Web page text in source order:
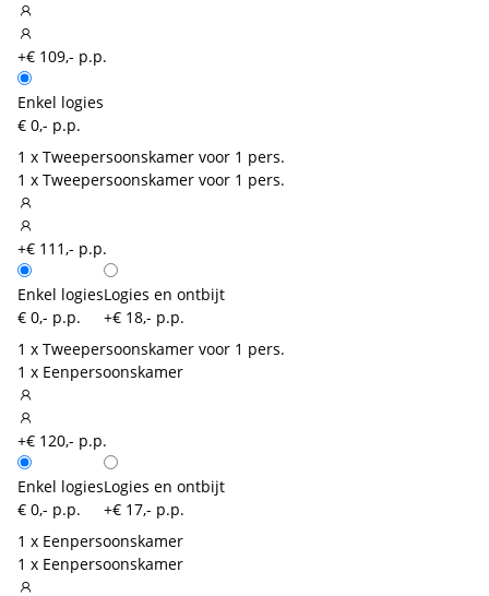
+€ 109,- p.p.
Enkel logies
€ 0,- p.p.
1 x Tweepersoonskamer voor 1 pers.
1 x Tweepersoonskamer voor 1 pers.
+€ 111,- p.p.
Enkel logies
€ 0,- p.p.
Logies en ontbijt
+€ 18,- p.p.
1 x Tweepersoonskamer voor 1 pers.
1 x Eenpersoonskamer
+€ 120,- p.p.
Enkel logies
€ 0,- p.p.
Logies en ontbijt
+€ 17,- p.p.
1 x Eenpersoonskamer
1 x Eenpersoonskamer